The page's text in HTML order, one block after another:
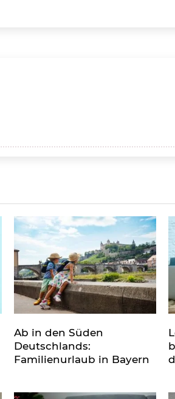
Ab in den Süden
Deutschlands:
Familienurlaub in Bayern